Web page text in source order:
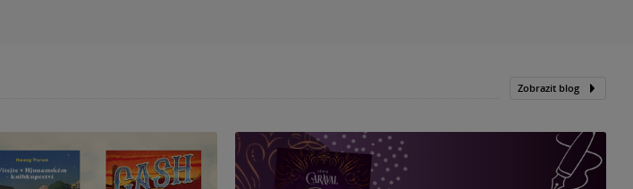
Zobrazit blog